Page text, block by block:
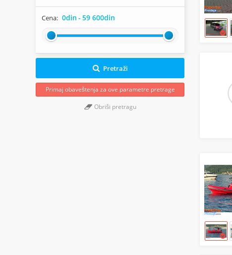
Cena: 0din - 59 600din
Pretraži
Primaj obaveštenja za ove parametre pretrage
Obriši pretragu